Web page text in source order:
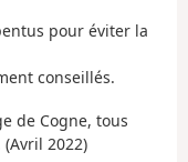
pour éviter la
conseillés.
de Cogne, tous
2022)